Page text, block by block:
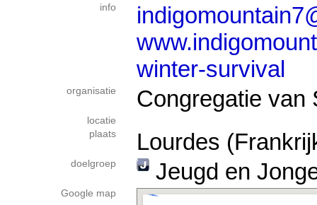
info
winter-survival
organisatie Congregatie van
locatie
plaats
Lourdes
doelgroep Jeugd en
Google map